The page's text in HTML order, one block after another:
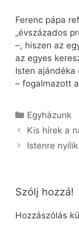
Ferenc pápa
„évszázados
–, hiszen az
az egyes
Isten ajándéka
– fogalmazott
Kategória
Egyházunk
Kis hírek a
Istenre
Szólj hozzá!
Hozzászólás